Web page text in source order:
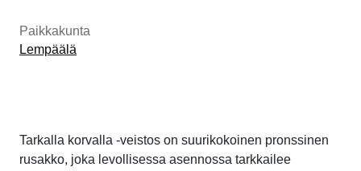
Paikkakunta
Lempäälä
Tarkalla korvalla -veistos on suurikokoinen pronssinen
rusakko, joka levollisessa asennossa tarkkailee